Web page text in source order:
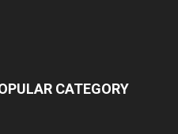
CATEGORY